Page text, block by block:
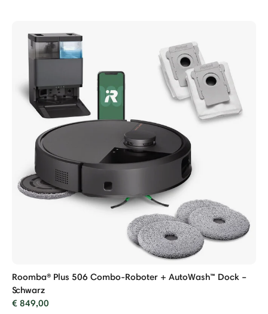
Roomba® Plus 506 Combo-Roboter + AutoWash™ Dock –
Schwarz
€ 849,00